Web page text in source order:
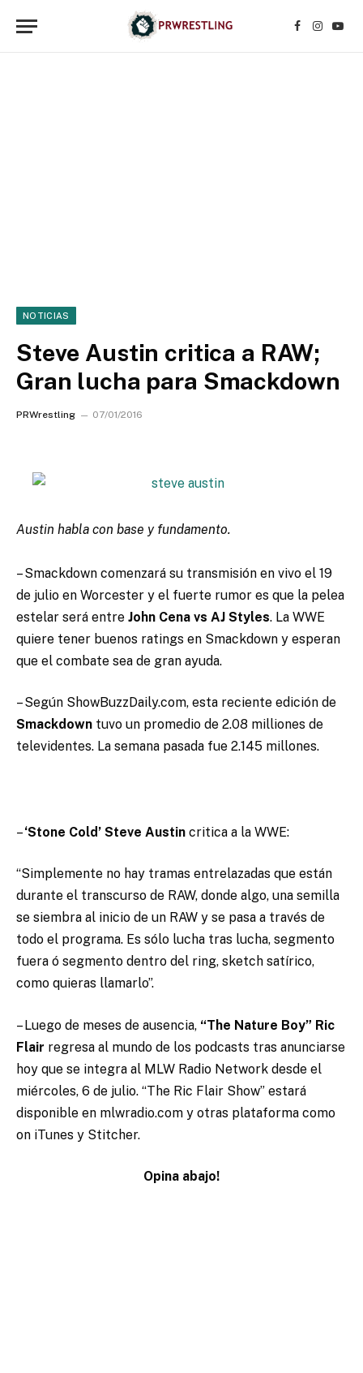
Facebook
NOTICIAS
Steve Austin critica a RAW;
Gran lucha para Smackdown
PRWrestling 07/01/2016
Austin habla con base y fundamento.
– Smackdown comenzará su transmisión en vivo el 19
de julio en Worcester y el fuerte rumor es que la pelea
estelar será entre John Cena vs AJ Styles. La WWE
quiere tener buenos ratings en Smackdown y esperan
que el combate sea de gran ayuda.
– Según ShowBuzzDaily.com, esta reciente edición de
Smackdown tuvo un promedio de 2.08 milliones de
televidentes. La semana pasada fue 2.145 millones.
–‘Stone Cold’ Steve Austin critica a la WWE:
“Simplemente no hay tramas entrelazadas que están
durante el transcurso de RAW, donde algo, una semilla
se siembra al inicio de un RAW y se pasa a través de
todo el programa. Es sólo lucha tras lucha, segmento
fuera ó segmento dentro del ring, sketch satírico,
como quieras llamarlo”.
– Luego de meses de ausencia, “The Nature Boy” Ric
Flair regresa al mundo de los podcasts tras anunciarse
hoy que se integra al MLW Radio Network desde el
miércoles, 6 de julio. “The Ric Flair Show” estará
disponible en mlwradio.com y otras plataforma como
on iTunes y Stitcher.
Opina abajo!